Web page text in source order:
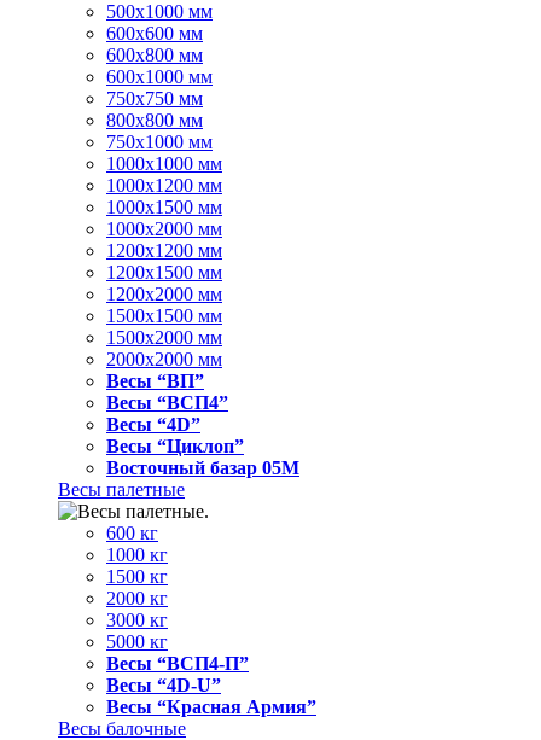
500x1000 мм
600x600 мм
600x800 мм
600x1000 мм
750x750 мм
800x800 мм
750x1000 мм
1000x1000 мм
1000x1200 мм
1000x1500 мм
1000x2000 мм
1200x1200 мм
1200x1500 мм
1200x2000 мм
1500x1500 мм
1500x2000 мм
2000x2000 мм
Весы “ВП”
Весы “ВСП4”
Весы “4D”
Весы “Циклоп”
Восточный базар 05M
Весы палетные
600 кг
1000 кг
1500 кг
2000 кг
3000 кг
5000 кг
Весы “ВСП4-П”
Весы “4D-U”
Весы “Красная Армия”
Весы балочные